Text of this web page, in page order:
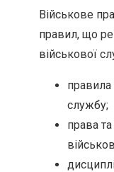
Військове
правил, що
військової
правила
службу;
права